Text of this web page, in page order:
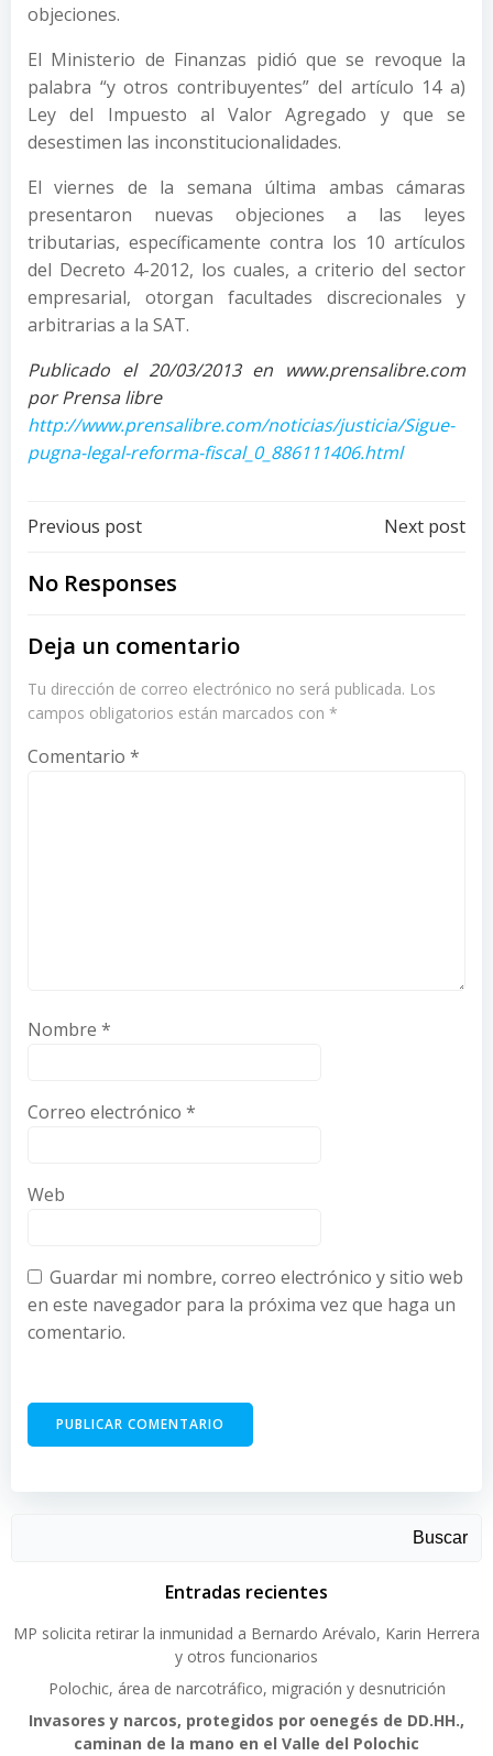
objeciones.
El Ministerio de Finanzas pidió que se revoque la
palabra “y otros contribuyentes” del artículo 14 a)
Ley del Impuesto al Valor Agregado y que se
desestimen las inconstitucionalidades.
El viernes de la semana última ambas cámaras
presentaron nuevas objeciones a las leyes
tributarias, específicamente contra los 10 artículos
del Decreto 4-2012, los cuales, a criterio del sector
empresarial, otorgan facultades discrecionales y
arbitrarias a la SAT.
Publicado el 20/03/2013 en www.prensalibre.com
por Prensa libre
http://www.prensalibre.com/noticias/justicia/Sigue-
pugna-legal-reforma-fiscal_0_886111406.html
Post
navigation
Previous post Next post
No Responses
Deja un comentario
Tu dirección de correo electrónico no será publicada. Los
campos obligatorios están marcados con *
Comentario *
Nombre *
Correo electrónico *
Web
Guardar mi nombre, correo electrónico y sitio web
en este navegador para la próxima vez que haga un
comentario.
Buscar
Entradas recientes
MP solicita retirar la inmunidad a Bernardo Arévalo, Karin Herrera
y otros funcionarios
Polochic, área de narcotráfico, migración y desnutrición
Invasores y narcos, protegidos por oenegés de DD.HH.,
caminan de la mano en el Valle del Polochic